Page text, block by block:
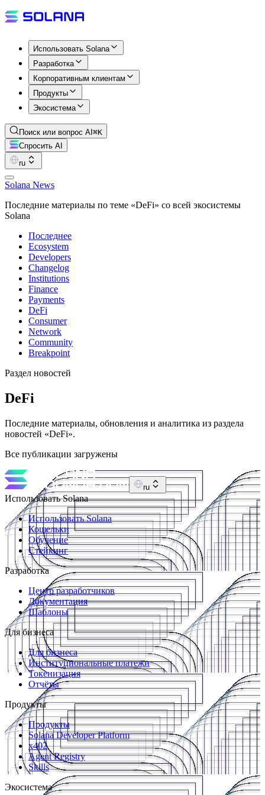
Использовать Solana
Разработка
Корпоративным клиентам
Продукты
Экосистема
Поиск или вопрос AI ⌘K
Спросить AI
ru
Solana News
Последние материалы по теме «DeFi» со всей экосистемы
Solana
Последнее
Ecosystem
Developers
Changelog
Institutions
Finance
Payments
DeFi
Consumer
Network
Community
Breakpoint
Раздел новостей
DeFi
Последние материалы, обновления и аналитика из раздела
новостей «DeFi».
Все публикации загружены
ru
Использовать Solana
Использовать Solana
Кошельки
Обучение
Стейкинг
Разработка
Центр разработчиков
Документация
Шаблоны
Для бизнеса
Для бизнеса
Институциональные платежи
Токенизация
Отчёты
Продукты
Продукты
Solana Developer Platform
x402
Agent Registry
Skills
Экосистема